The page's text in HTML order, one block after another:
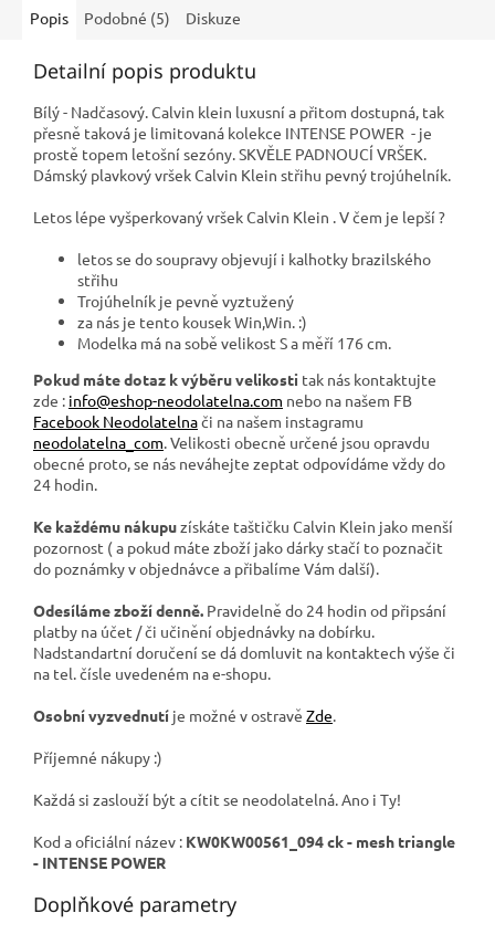
Popis Podobné (5) Diskuze
Detailní popis produktu
Bílý - Nadčasový. Calvin klein luxusní a přitom dostupná, tak
přesně taková je limitovaná kolekce INTENSE POWER - je
prostě topem letošní sezóny. SKVĚLE PADNOUCÍ VRŠEK.
Dámský plavkový vršek Calvin Klein střihu pevný trojúhelník.
Letos lépe vyšperkovaný vršek Calvin Klein . V čem je lepší ?
letos se do soupravy objevují i kalhotky brazilského
střihu
Trojúhelník je pevně vyztužený
za nás je tento kousek Win,Win. :)
Modelka má na sobě velikost S a měří 176 cm.
Pokud máte dotaz k výběru velikosti tak nás kontaktujte
zde : info@eshop-neodolatelna.com nebo na našem FB
Facebook Neodolatelnači na našem instagramu
neodolatelna_com. Velikosti obecně určené jsou opravdu
obecné proto, se nás neváhejte zeptat odpovídáme vždy do
24 hodin.
Ke každému nákupuzískáte taštičku Calvin Klein jako menší
pozornost ( a pokud máte zboží jako dárky stačí to poznačit
do poznámky v objednávce a přibalíme Vám další).
Odesíláme zboží denně. Pravidelně do 24 hodin od připsání
platby na účet / či učinění objednávky na dobírku.
Nadstandartní doručení se dá domluvit na kontaktech výše či
na tel. čísle uvedeném na e-shopu.
Osobní vyzvednutí je možné v ostravě Zde.
Příjemné nákupy :)
Každá si zaslouží být a cítit se neodolatelná. Ano i Ty!
Kod a oficiální název : KW0KW00561_094 ck - mesh triangle
- INTENSE POWER
Doplňkové parametry